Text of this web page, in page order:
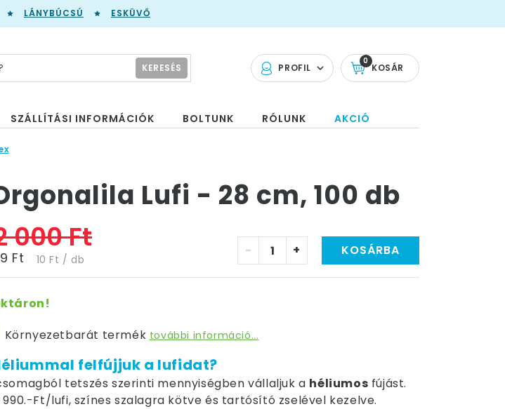
LÁNYBÚCSÚ ESKÜVŐ
PROFIL KOSÁR
0
KERESÉS
SZÁLLÍTÁSI INFORMÁCIÓK BOLTUNK RÓLUNK AKCIÓ
Lufi - 28 cm, 100 db
000 Ft
Ft 10 Ft / db
- + KOSÁRBA
Környezetbarát termék további információ...
felfújjuk a lufidat?
tetszés szerinti mennyiségben vállaljuk a héliumos fújást.
990.-Ft/lufi, színes szalagra kötve és tartósító zselével kezelve.